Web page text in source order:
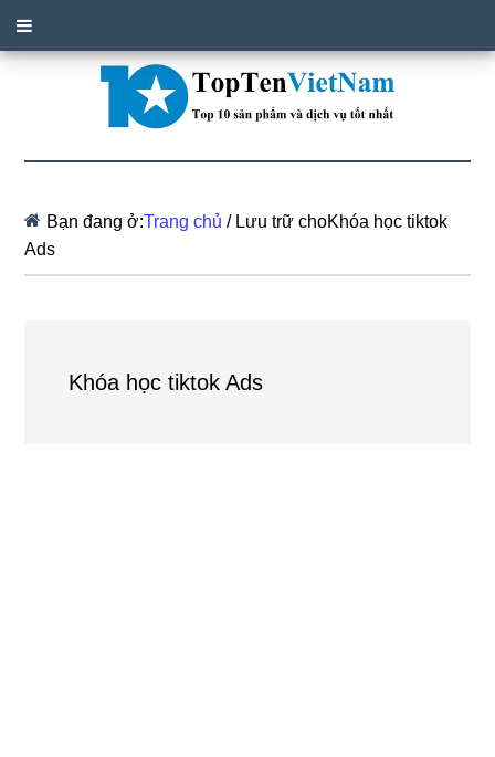
Bạn đang ở:Trang chủ /Lưu trữ choKhóa học tiktok
Ads
Khóa học tiktok Ads